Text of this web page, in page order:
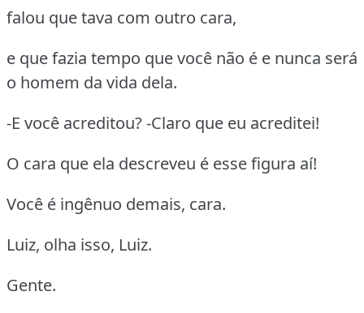
falou que tava com outro cara,
e que fazia tempo que você não é e nunca será
o homem da vida dela.
-E você acreditou? -Claro que eu acreditei!
O cara que ela descreveu é esse figura aí!
Você é ingênuo demais, cara.
Luiz, olha isso, Luiz.
Gente.